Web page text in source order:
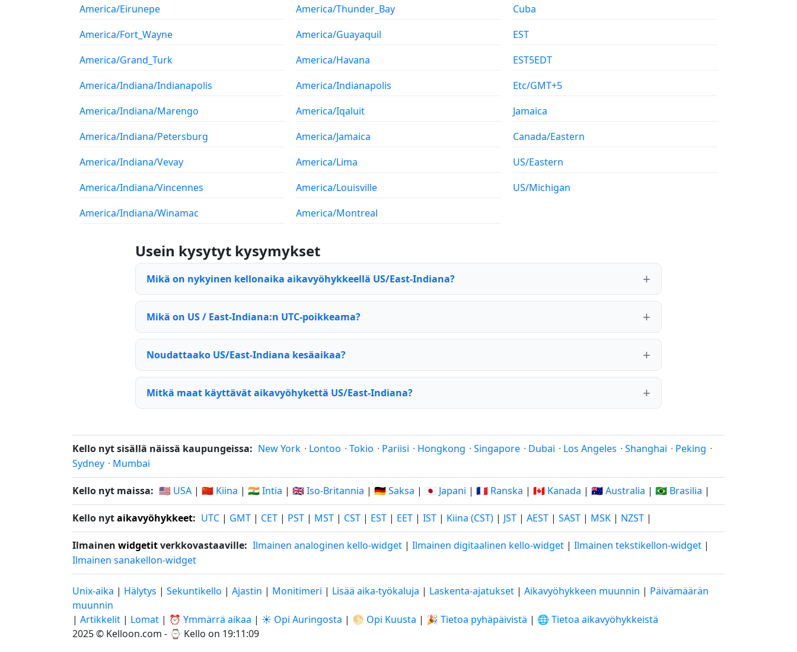
America/Eirunepe
America/Fort_Wayne
America/Grand_Turk
America/Indiana/Indianapolis
America/Indiana/Marengo
America/Indiana/Petersburg
America/Indiana/Vevay
America/Indiana/Vincennes
America/Indiana/Winamac
America/Thunder_Bay
America/Guayaquil
America/Havana
America/Indianapolis
America/Iqaluit
America/Jamaica
America/Lima
America/Louisville
America/Montreal
Cuba
EST
EST5EDT
Etc/GMT+5
Jamaica
Canada/Eastern
US/Eastern
US/Michigan
Usein kysytyt kysymykset
Mikä on nykyinen kellonaika aikavyöhykkeellä US/East-Indiana?
Mikä on US / East-Indiana:n UTC-poikkeama?
Noudattaako US/East-Indiana kesäaikaa?
Mitkä maat käyttävät aikavyöhykettä US/East-Indiana?
Kello nyt sisällä näissä kaupungeissa: New York · Lontoo · Tokio · Pariisi · Hongkong · Singapore · Dubai · Los Angeles · Shanghai · Peking ·
Sydney · Mumbai
Kello nyt maissa: 🇺🇸 USA | 🇨🇳 Kiina | 🇮🇳 Intia | 🇬🇧 Iso-Britannia | 🇩🇪 Saksa | 🇯🇵 Japani | 🇫🇷 Ranska | 🇨🇦 Kanada | 🇦🇺 Australia | 🇧🇷 Brasilia |
Kello nytaikavyöhykkeet: UTC | GMT | CET | PST | MST | CST | EST | EET | IST | Kiina (CST) | JST | AEST | SAST | MSK | NZST |
Ilmainen widgetitverkkovastaaville: Ilmainen analoginen kello-widget | Ilmainen digitaalinen kello-widget | Ilmainen tekstikellon-widget |
Ilmainen sanakellon-widget
Unix-aika | Hälytys | Sekuntikello | Ajastin | Monitimeri | Lisää aika-työkaluja | Laskenta-ajatukset | Aikavyöhykkeen muunnin | Päivämäärän
muunnin
| Artikkelit | Lomat | ⏰ Ymmärrä aikaa | ☀️ Opi Auringosta | 🌕 Opi Kuusta | 🎉 Tietoa pyhäpäivistä | 🌐 Tietoa aikavyöhykkeistä
2025 © Kelloon.com - ⌚ Kello on 19:11:09